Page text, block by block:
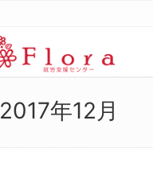
2017年12月